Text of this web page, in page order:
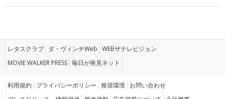
レタスクラブ ダ・ヴィンチWeb WEBザテレビジョン
MOVIE WALKER PRESS 毎日が発見ネット
利用規約 プライバシーポリシー 推奨環境 お問い合わせ